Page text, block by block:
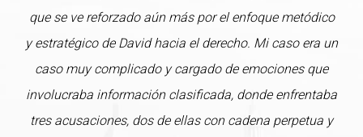
que se ve reforzado aún más por el enfoque metódico
y estratégico de David hacia el derecho. Mi caso era un
caso muy complicado y cargado de emociones que
involucraba información clasificada, donde enfrentaba
tres acusaciones, dos de ellas con cadena perpetua y